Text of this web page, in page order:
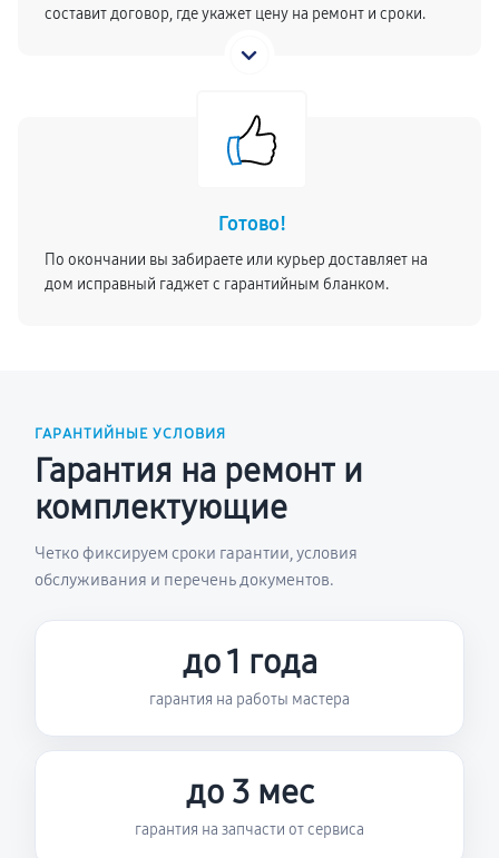
составит договор, где укажет цену на ремонт и сроки.
Готово!
По окончании вы забираете или курьер доставляет на
дом исправный гаджет с гарантийным бланком.
ГАРАНТИЙНЫЕ УСЛОВИЯ
Гарантия на ремонт и
комплектующие
Четко фиксируем сроки гарантии, условия
обслуживания и перечень документов.
до 1 года
гарантия на работы мастера
до 3 мес
гарантия на запчасти от сервиса